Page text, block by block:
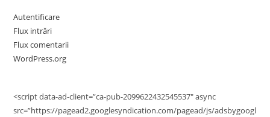
Autentificare
Flux intrări
Flux comentarii
WordPress.org
<script data-ad-client=”ca-pub-2099622432545537″ async
src=”https://pagead2.googlesyndication.com/pagead/js/adsbygoogl